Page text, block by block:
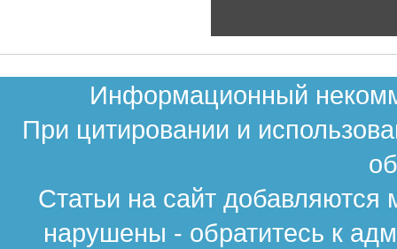
Информационный
При цитировании и
Статьи на сайт
нарушены - обратитесь к